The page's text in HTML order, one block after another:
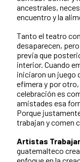
ancestrales,
encuentro y la
Tanto el teatro
desaparecen,
previa que
interior. Cuando
iniciaron un juego
efímera y por
celebración es
amistades esa
Porque
trabajan y comen
Artistas
guatemalteco